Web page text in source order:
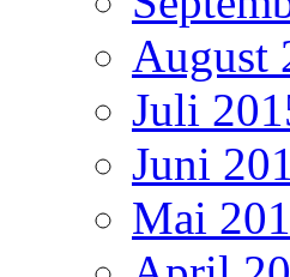
August
Juli
Juni
Mai